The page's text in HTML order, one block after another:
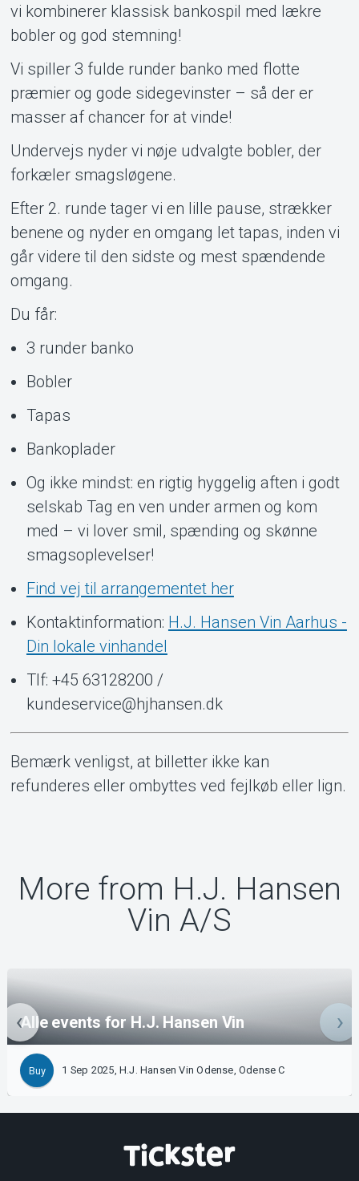
vi kombinerer klassisk bankospil med lækre
bobler og god stemning!
Vi spiller 3 fulde runder banko med flotte
præmier og gode sidegevinster – så der er
masser af chancer for at vinde!
Undervejs nyder vi nøje udvalgte bobler, der
forkæler smagsløgene.
Efter 2. runde tager vi en lille pause, strækker
benene og nyder en omgang let tapas, inden vi
går videre til den sidste og mest spændende
omgang.
Du får:
3 runder banko
Bobler
Tapas
Bankoplader
Og ikke mindst: en rigtig hyggelig aften i godt
selskab Tag en ven under armen og kom
med – vi lover smil, spænding og skønne
smagsoplevelser!
Find vej til arrangementet her
Kontaktinformation: H.J. Hansen Vin Aarhus -
Din lokale vinhandel
Tlf: +45 63128200 /
kundeservice@hjhansen.dk
Bemærk venligst, at billetter ikke kan
refunderes eller ombyttes ved fejlkøb eller lign.
More from H.J. Hansen
Vin A/S
Alle events for H.J. Hansen Vin
Buy 1 Sep 2025, H.J. Hansen Vin Odense, Odense C